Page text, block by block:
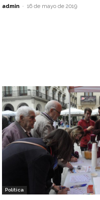
admin - 16 de mayo de 2019
Política